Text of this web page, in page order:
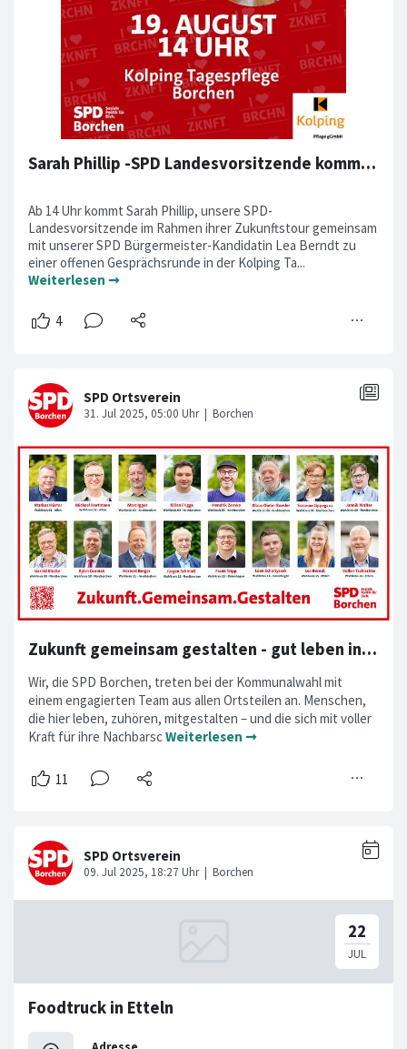
Sarah Phillip -SPD Landesvorsitzende kommt nach Borchen
Ab 14 Uhr kommt Sarah Phillip, unsere SPD-
Landesvorsitzende im Rahmen ihrer Zukunftstour gemeinsam
mit unserer SPD Bürgermeister-Kandidatin Lea Berndt zu
einer offenen Gesprächsrunde in der Kolping Ta...
Weiterlesen ➞
Zukunft gemeinsam gestalten - gut leben in Borchen!
Wir, die SPD Borchen, treten bei der Kommunalwahl mit
einem engagierten Team aus allen Ortsteilen an. Menschen,
die hier leben, zuhören, mitgestalten – und die sich mit voller
Kraft für ihre NachbarscWeiterlesen ➞
Foodtruck in Etteln